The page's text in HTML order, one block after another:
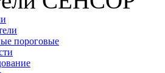
пороговые